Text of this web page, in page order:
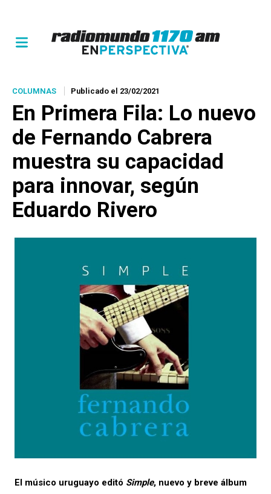
COLUMNAS Publicado el 23/02/2021
En Primera Fila: Lo nuevo
de Fernando Cabrera
muestra su capacidad
para innovar, según
Eduardo Rivero
El músico uruguayo editó Simple, nuevo y breve álbum